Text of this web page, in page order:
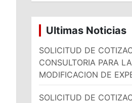
Ultimas Noticias
SOLICITUD DE
CONSULTORIA PARA
MODIFICACION DE
SOLICITUD DE